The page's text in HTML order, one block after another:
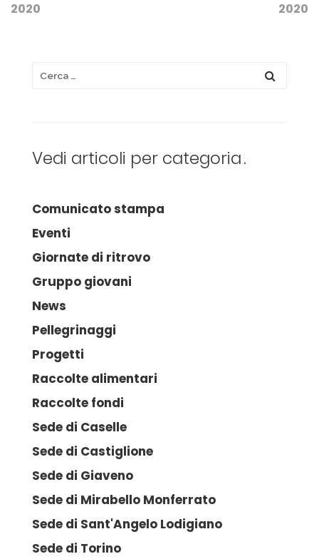
2020
2020
Vedi articoli per categoria
Comunicato stampa
Eventi
Giornate di ritrovo
Gruppo giovani
News
Pellegrinaggi
Progetti
Raccolte alimentari
Raccolte fondi
Sede di Caselle
Sede di Castiglione
Sede di Giaveno
Sede di Mirabello Monferrato
Sede di Sant'Angelo Lodigiano
Sede di Torino